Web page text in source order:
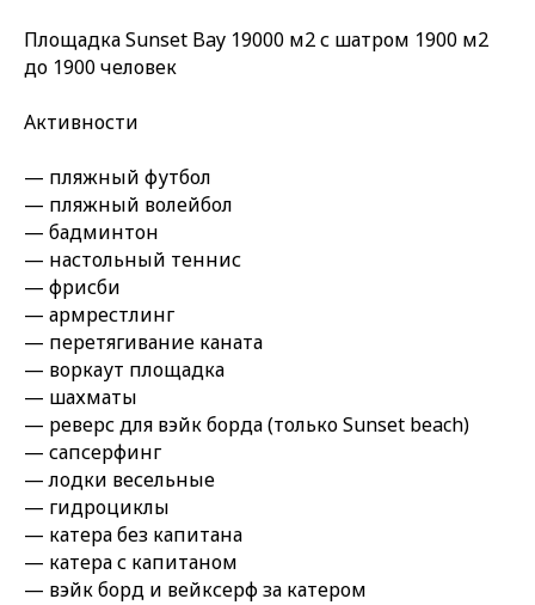
Площадка Sunset Bay 19000 м2 с шатром 1900 м2
до 1900 человек
Активности
— пляжный футбол
— пляжный волейбол
— бадминтон
— настольный теннис
— фрисби
— армрестлинг
— перетягивание каната
— воркаут площадка
— шахматы
— реверс для вэйк борда (только Sunset beach)
— сапсерфинг
— лодки весельные
— гидроциклы
— катера без капитана
— катера с капитаном
— вэйк борд и вейксерф за катером